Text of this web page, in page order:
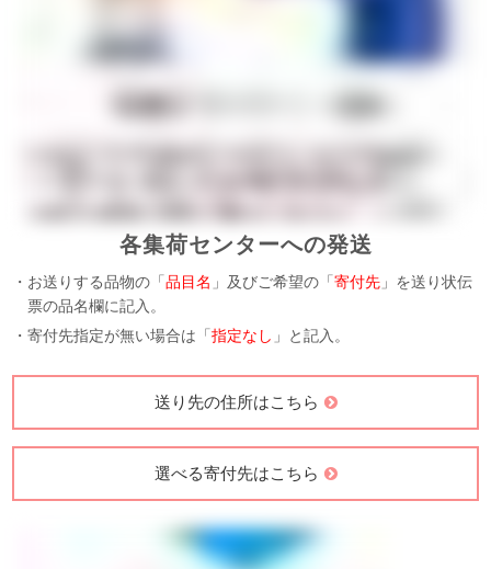
各集荷センターへの発送
・お送りする品物の「品目名 」及びご希望の「寄付先 」を送り状伝
票の品名欄に記入。
・寄付先指定が無い場合は「指定なし 」と記入。
送り先の住所はこちら
選べる寄付先はこちら